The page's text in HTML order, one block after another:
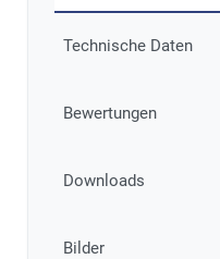
Technische Daten
Bewertungen
Downloads
Bilder